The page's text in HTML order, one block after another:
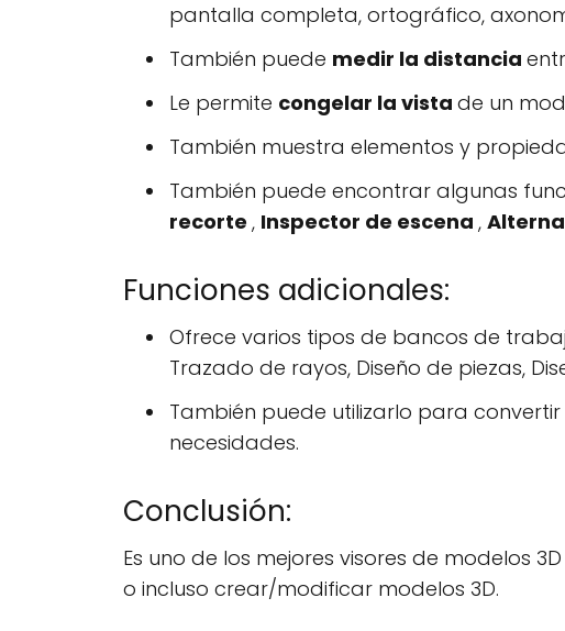
pantalla completa, ortográfico,
También puede medir la distancia
Le permite congelar la vista de un
También muestra elementos y
También puede encontrar algunas
recorte , Inspector de escena ,
Funciones adicionales:
Ofrece varios tipos de bancos de
Trazado de rayos, Diseño de piezas,
También puede utilizarlo para
necesidades.
Conclusión:
Es uno de los mejores visores de modelos
o incluso crear/modificar modelos 3D.